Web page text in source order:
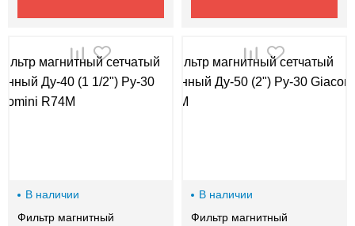
В наличии
Фильтр магнитный
В наличии
Фильтр магнитный